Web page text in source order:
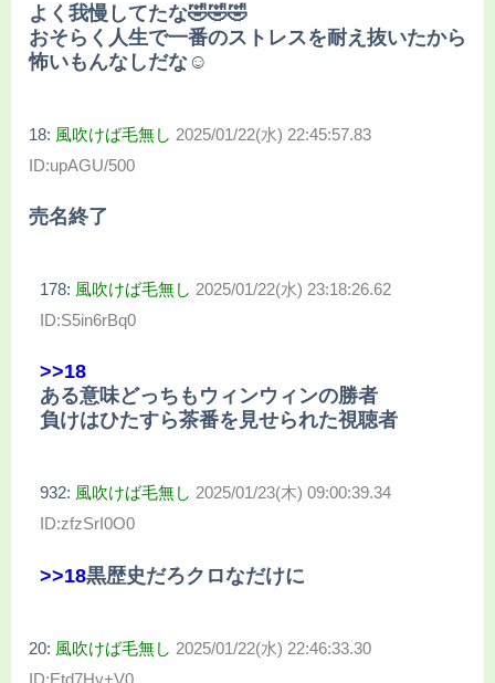
よく我慢してたな🤣🤣🤣
おそらく人生で一番のストレスを耐え抜いたから
怖いもんなしだな☺
18: 風吹けば毛無し 2025/01/22(水) 22:45:57.83
ID:upAGU/500
売名終了
178: 風吹けば毛無し 2025/01/22(水) 23:18:26.62
ID:S5in6rBq0
>>18
ある意味どっちもウィンウィンの勝者
負けはひたすら茶番を見せられた視聴者
932: 風吹けば毛無し 2025/01/23(木) 09:00:39.34
ID:zfzSrI0O0
>>18黒歴史だろクロなだけに
20: 風吹けば毛無し 2025/01/22(水) 22:46:33.30
ID:Etd7Hy+V0